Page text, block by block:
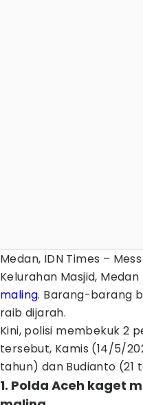
Medan, IDN Times –
Kelurahan Masjid,
maling. Barang-barang
raib dijarah.
Kini, polisi membekuk 2
tersebut, Kamis (14/5/
tahun) dan Budianto (21
1. Polda Aceh kaget